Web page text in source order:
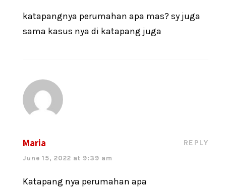
katapangnya perumahan apa mas? sy juga
sama kasus nya di katapang juga
Maria
June 15, 2022 at 9:39 am
REPLY
Katapang nya perumahan apa